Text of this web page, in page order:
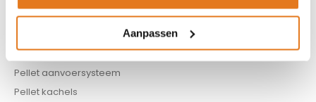
Aanpassen
Infrarood panelen
Hoge temperatuur warmtepomp
Kachels
Pellet aanvoersysteem
Pellet kachels